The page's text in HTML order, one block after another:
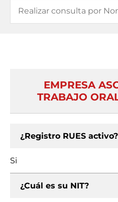
EMPRESA
TRABAJO
¿Registro RUES activo?
Si
¿Cuál es su NIT?